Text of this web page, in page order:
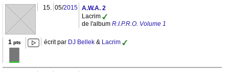
15. 05/2015 A.W.A. 2
Lacrim
de l'album R.I.P.R.O. Volume 1
1 pts écrit par DJ Bellek & Lacrim